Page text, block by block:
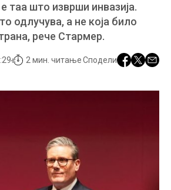
таа што изврши инвазија.
одлучува, а не која било
рече Стармер.
2 мин. читањеСподели